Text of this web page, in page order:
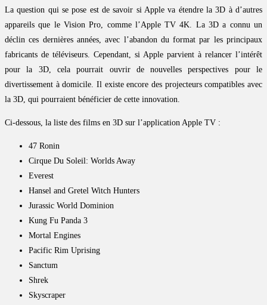
La question qui se pose est de savoir si Apple va étendre la 3D à d’autres
appareils que le Vision Pro, comme l’Apple TV 4K. La 3D a connu un
déclin ces dernières années, avec l’abandon du format par les principaux
fabricants de téléviseurs. Cependant, si Apple parvient à relancer l’intérêt
pour la 3D, cela pourrait ouvrir de nouvelles perspectives pour le
divertissement à domicile. Il existe encore des projecteurs compatibles avec
la 3D, qui pourraient bénéficier de cette innovation.
Ci-dessous, la liste des films en 3D sur l’application Apple TV :
47 Ronin
Cirque Du Soleil: Worlds Away
Everest
Hansel and Gretel Witch Hunters
Jurassic World Dominion
Kung Fu Panda 3
Mortal Engines
Pacific Rim Uprising
Sanctum
Shrek
Skyscraper